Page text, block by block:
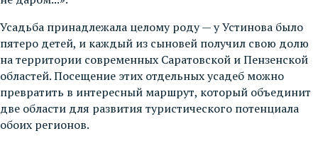
Усадьба принадлежала целому роду — у Устинова было
пятеро детей, и каждый из сыновей получил свою долю
на территории современных Саратовской и Пензенской
областей. Посещение этих отдельных усадеб можно
превратить в интересный маршрут, который объединит
две области для развития туристического потенциала
обоих регионов.